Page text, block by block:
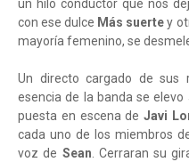
un hilo conductor que nos
con ese dulce Más suertey
mayoría femenino, se
Un directo cargado de sus
esencia de la banda se
puesta en escena deJavi
cada uno de los miembros
voz de Sean. Cerraran su